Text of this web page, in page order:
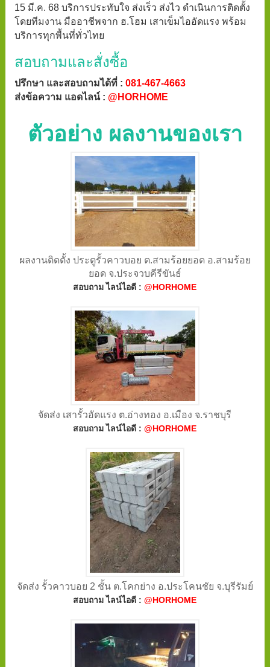
15 มี.ค. 68 บริการประทับใจ ส่งเร็ว ส่งไว ดำเนินการติดตั้ง
โดยทีมงาน มืออาชีพจาก ฮ.โฮม เสาเข็มไออัดแรง พร้อม
บริการทุกพื้นที่ทั่วไทย
สอบถามและสั่งซื้อ
ปรึกษา และสอบถามได้ที่ : 081-467-4663
ส่งข้อความ แอดไลน์ : @HORHOME
ตัวอย่าง ผลงานของเรา
ผลงานติดตั้ง ประตูรั้วคาวบอย ต.สามร้อยยอด อ.สามร้อย
ยอด จ.ประจวบคีรีขันธ์
สอบถาม ไลน์ไอดี :@HORHOME
จัดส่ง เสารั้วอัดแรง ต.อ่างทอง อ.เมือง จ.ราชบุรี
สอบถาม ไลน์ไอดี :@HORHOME
จัดส่ง รั้วคาวบอย 2 ชั้น ต.โคกย่าง อ.ประโคนชัย จ.บุรีรัมย์
สอบถาม ไลน์ไอดี :@HORHOME